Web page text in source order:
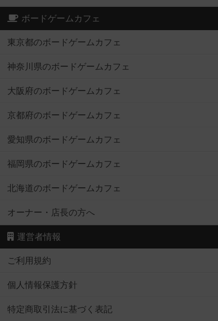
ボードゲームカフェ
東京都のボードゲームカフェ
神奈川県のボードゲームカフェ
大阪府のボードゲームカフェ
京都府のボードゲームカフェ
愛知県のボードゲームカフェ
福岡県のボードゲームカフェ
北海道のボードゲームカフェ
オーナー・店長の方へ
運営者情報
ご利用規約
個人情報保護方針
特定商取引法に基づく表記